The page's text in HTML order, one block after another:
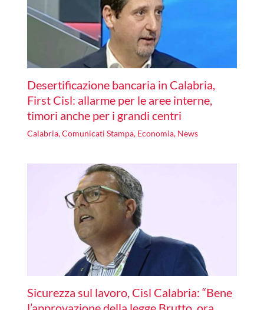
Desertificazione bancaria in Calabria,
First Cisl: allarme per le aree interne,
timori anche per i grandi centri
Calabria,Comunicati Stampa, Economia, News
Sicurezza sul lavoro, Cisl Calabria: “Bene